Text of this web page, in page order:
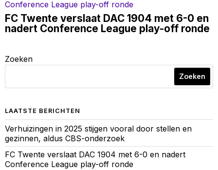
FC Twente verslaat DAC 1904 met 6-0 en
nadert Conference League play-off ronde
Zoeken
Zoeken
LAATSTE BERICHTEN
Verhuizingen in 2025 stijgen vooral door stellen en
gezinnen, aldus CBS-onderzoek
FC Twente verslaat DAC 1904 met 6-0 en nadert
Conference League play-off ronde